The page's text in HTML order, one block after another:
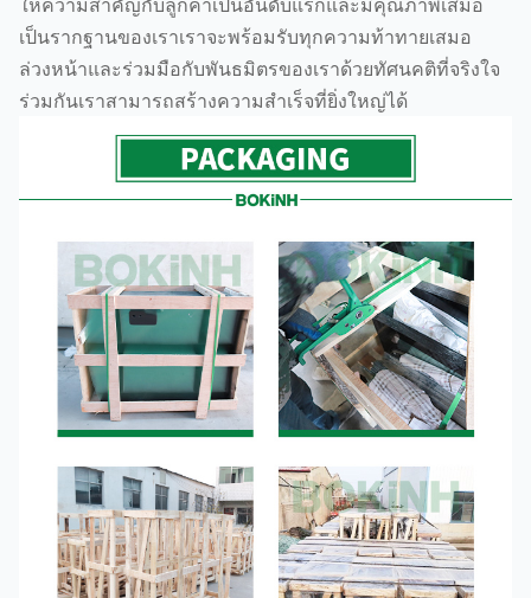
เป็นรากฐานของเราเราจะพร้อมรับทุกความท้าทายเสมอ
ล่วงหน้าและร่วมมือกับพันธมิตรของเราด้วยทัศนคติที่จริงใจ
ร่วมกันเราสามารถสร้างความสำเร็จที่ยิ่งใหญ่ได้